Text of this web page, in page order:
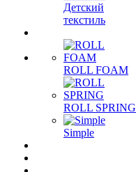
Детский
текстиль
ROLL FOAM
ROLL SPRING
Simple